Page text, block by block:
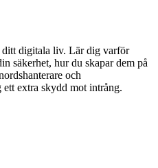
digitala liv. Lär dig varför
säkerhet, hur du skapar dem på
och
extra skydd mot intrång.